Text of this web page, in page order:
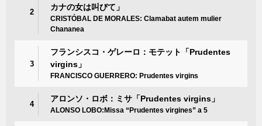
2
カナの女は叫びて」
CRISTÓBAL DE MORALES: Clamabat autem mulier
Chananea
3
フランシスコ・ゲレーロ：モテット「Prudentes
virgins」
FRANCISCO GUERRERO: Prudentes virgins
4
アロンソ・ロボ：ミサ「Prudentes virgins」
ALONSO LOBO:Missa “Prudentes virgines” a 5